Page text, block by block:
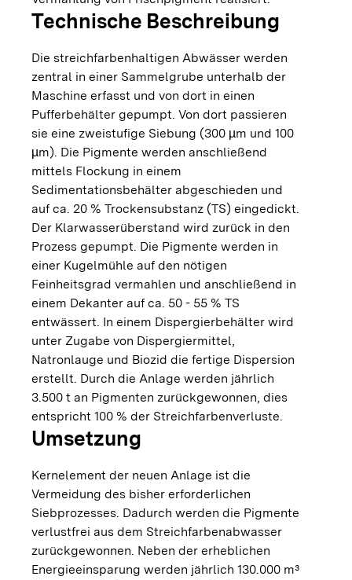
Technische Beschreibung
Die streichfarbenhaltigen Abwässer werden
zentral in einer Sammelgrube unterhalb der
Maschine erfasst und von dort in einen
Pufferbehälter gepumpt. Von dort passieren
sie eine zweistufige Siebung (300 µm und 100
µm). Die Pigmente werden anschließend
mittels Flockung in einem
Sedimentationsbehälter abgeschieden und
auf ca. 20 % Trockensubstanz (TS) eingedickt.
Der Klarwasserüberstand wird zurück in den
Prozess gepumpt. Die Pigmente werden in
einer Kugelmühle auf den nötigen
Feinheitsgrad vermahlen und anschließend in
einem Dekanter auf ca. 50 - 55 % TS
entwässert. In einem Dispergierbehälter wird
unter Zugabe von Dispergiermittel,
Natronlauge und Biozid die fertige Dispersion
erstellt. Durch die Anlage werden jährlich
3.500 t an Pigmenten zurückgewonnen, dies
entspricht 100 % der Streichfarbenverluste.
Umsetzung
Kernelement der neuen Anlage ist die
Vermeidung des bisher erforderlichen
Siebprozesses. Dadurch werden die Pigmente
verlustfrei aus dem Streichfarbenabwasser
zurückgewonnen. Neben der erheblichen
Energieeinsparung werden jährlich 130.000 m³